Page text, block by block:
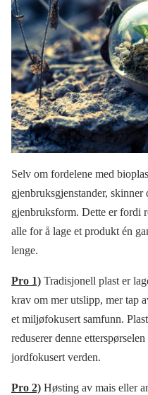
Selv om fordelene med
gjenbruksgjenstander, skinner
gjenbruksform. Dette er fordi
alle for å lage et produkt én
lenge.
Pro 1) Tradisjonell plast er
krav om mer utslipp, mer tap
et miljøfokusert samfunn.
reduserer denne
jordfokusert verden.
Pro 2) Høsting av mais eller